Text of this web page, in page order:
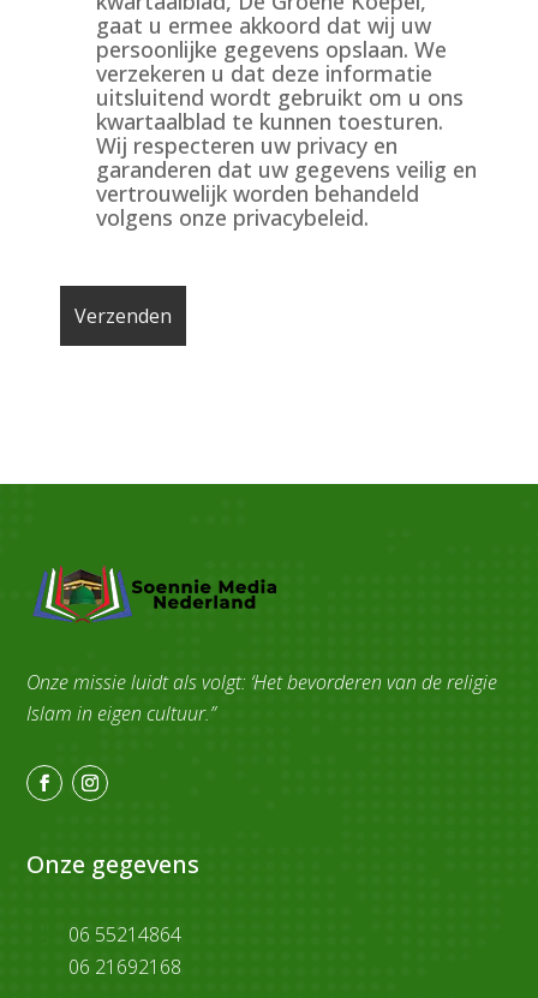
gaat u ermee akkoord dat wij uw
persoonlijke gegevens opslaan. We
verzekeren u dat deze informatie
uitsluitend wordt gebruikt om u ons
kwartaalblad te kunnen toesturen.
Wij respecteren uw privacy en
garanderen dat uw gegevens veilig en
vertrouwelijk worden behandeld
volgens onze privacybeleid.
Onze missie luidt als volgt: ‘Het bevorderen van de religie
Islam in eigen cultuur.”
Onze gegevens
06 55214864
06 21692168